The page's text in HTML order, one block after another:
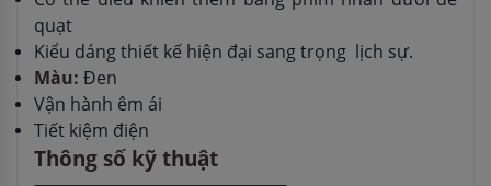
quạt
Kiểu dáng thiết kế hiện đại sang trọng lịch sự.
Màu: Đen
Vận hành êm ái
Tiết kiệm điện
Thông số kỹ thuật